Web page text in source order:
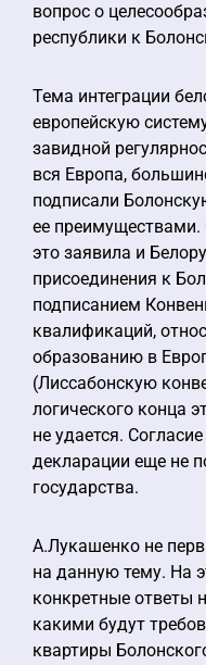
вопрос о
республики к
Тема интеграции
европейскую
завидной
вся Европа,
подписали
ее преимуществами.
это заявила и
присоединения к
подписанием
квалификаций,
образованию в
(Лиссабонскую
логического конца
не удается.
декларации еще не
государства.
А.Лукашенко не
на данную тему. На
конкретные ответы
какими будут
квартиры